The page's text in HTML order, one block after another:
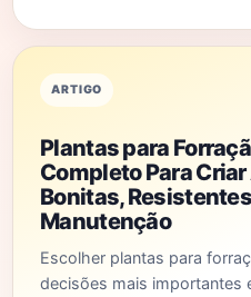
ARTIGO
Plantas para
Completo Para
Bonitas,
Manutenção
Escolher plantas para
decisões mais importantes